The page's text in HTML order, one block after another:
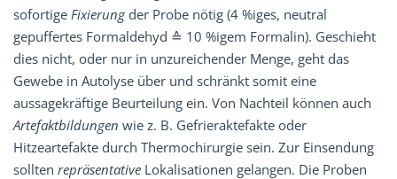
sofortige Fixierung der Probe nötig (4 %iges, neutral
gepuffertes Formaldehyd ≙ 10 %igem Formalin). Geschieht
dies nicht, oder nur in unzureichender Menge, geht das
Gewebe in Autolyse über und schränkt somit eine
aussagekräftige Beurteilung ein. Von Nachteil können auch
Artefaktbildungen wie z. B. Gefrieraktefakte oder
Hitzeartefakte durch Thermochirurgie sein. Zur Einsendung
sollten repräsentative Lokalisationen gelangen. Die Proben